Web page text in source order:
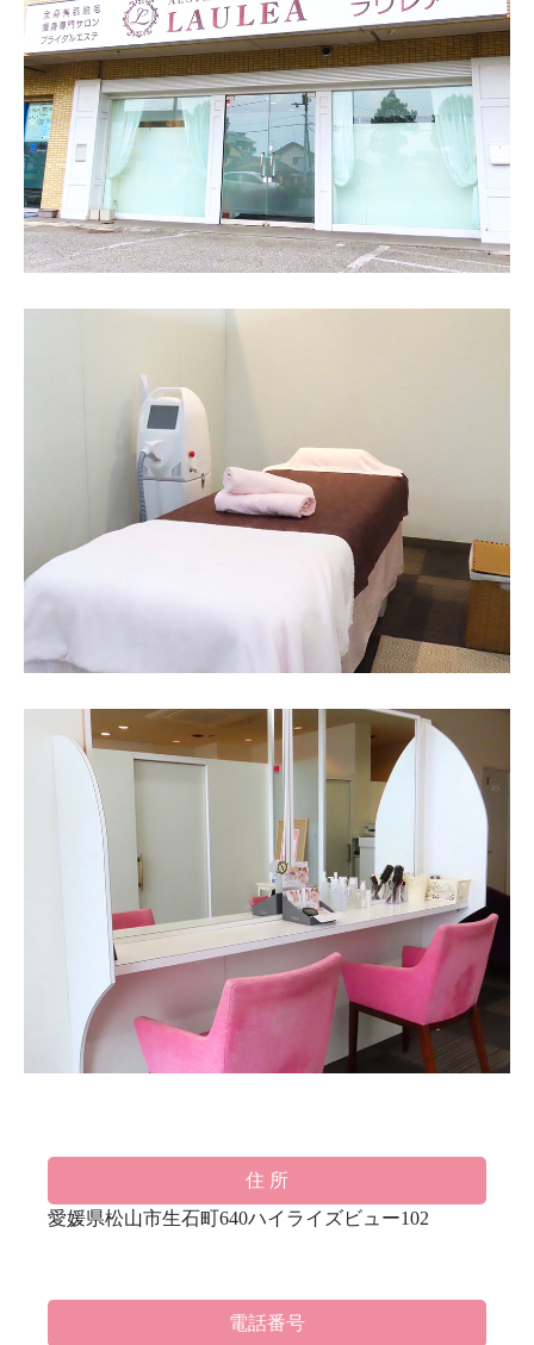
住 所
愛媛県松山市生石町640ハイライズビュー102
電話番号